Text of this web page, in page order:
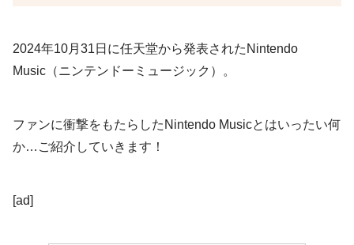
2024年10月31日に任天堂から発表されたNintendo
Music（ニンテンドーミュージック）。
ファンに衝撃をもたらしたNintendo Musicとはいったい何
か…ご紹介していきます！
[ad]